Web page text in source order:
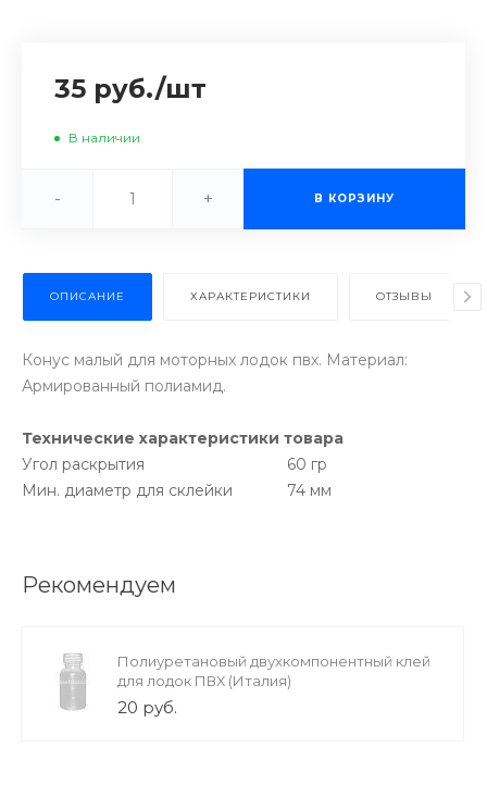
35 руб./шт
В наличии
- + В КОРЗИНУ
ОПИСАНИЕ ХАРАКТЕРИСТИКИ ОТЗЫВЫ
Конус малый для моторных лодок пвх. Материал:
Армированный полиамид.
Технические характеристики товара
Угол раскрытия
60 гр
Мин. диаметр для склейки
74 мм
Рекомендуем
Полиуретановый двухкомпонентный клей
для лодок ПВХ (Италия)
20 руб.